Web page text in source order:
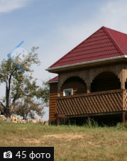
45 фото